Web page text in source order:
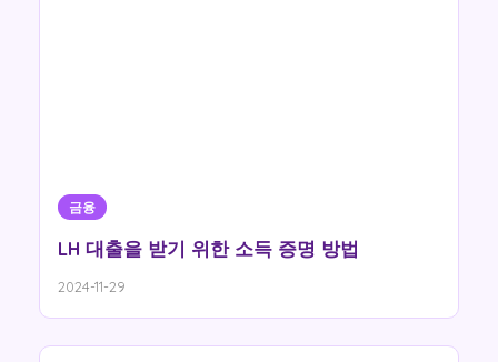
금융
LH 대출을 받기 위한 소득 증명 방법
2024-11-29